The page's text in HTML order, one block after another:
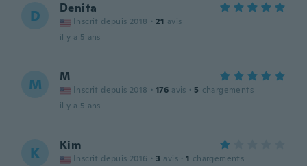
D Denita
Inscrit depuis 2018 · 21 avis
il y a 5 ans
M M
Inscrit depuis 2018 · 176 avis · 5 chargements
il y a 5 ans
K Kim
Inscrit depuis 2016 · 3 avis · 1 chargements